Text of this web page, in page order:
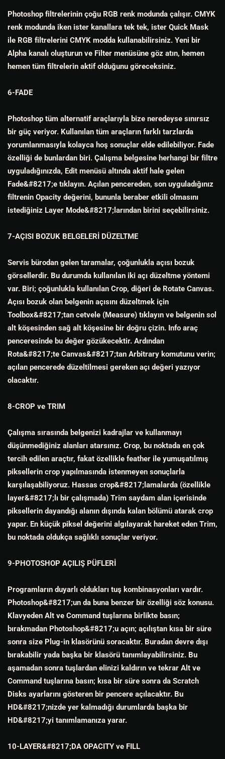
Photoshop filtrelerinin çoğu RGB renk modunda çalışır. CMYK
renk modunda iken ister kanallara tek tek, ister Quick Mask
ile RGB filtrelerini CMYK modda kullanabilirsiniz. Yeni bir
Alpha kanalı oluşturun ve Filter menüsüne göz atın, hemen
hemen tüm filtrelerin aktif olduğunu göreceksiniz.
6-FADE
Photoshop tüm alternatif araçlarıyla bize neredeyse sınırsız
bir güç veriyor. Kullanılan tüm araçların farklı tarzlarda
yorumlanmasıyla kolayca hoş sonuçlar elde edilebiliyor. Fade
özelliği de bunlardan biri. Çalışma belgesine herhangi bir filtre
uyguladığınızda, Edit menüsü altında aktif hale gelen
Fade&#8217;e tıklayın. Açılan pencereden, son uyguladığınız
filtrenin Opacity değerini, bununla beraber etkili olmasını
istediğiniz Layer Mode&#8217;larından birini seçebilirsiniz.
7-AÇISI BOZUK BELGELERİ DÜZELTME
Servis bürodan gelen taramalar, çoğunlukla açısı bozuk
görsellerdir. Bu durumda kullanılan iki açı düzeltme yöntemi
var. Biri; çoğunlukla kullanılan Crop, diğeri de Rotate Canvas.
Açısı bozuk olan belgenin açısını düzeltmek için
Toolbox&#8217;tan cetvele (Measure) tıklayın ve belgenin sol
alt köşesinden sağ alt köşesine bir doğru çizin. Info araç
penceresinde bu değer gözükecektir. Ardından
Rota&#8217;te Canvas&#8217;tan Arbitrary komutunu verin;
açılan pencerede düzeltilmesi gereken açı değeri yazıyor
olacaktır.
8-CROP ve TRIM
Çalışma sırasında belgenizi kadrajlar ve kullanmayı
düşünmediğiniz alanları atarsınız. Crop, bu noktada en çok
tercih edilen araçtır, fakat özellikle feather ile yumuşatılmış
piksellerin crop yapılmasında istenmeyen sonuçlarla
karşılaşabiliyoruz. Hassas crop&#8217;lamalarda (özellikle
layer&#8217;lı bir çalışmada) Trim saydam alan içerisinde
piksellerin dayandığı alanın dışında kalan bölümü atarak crop
yapar. En küçük piksel değerini algılayarak hareket eden Trim,
bu noktada oldukça sağlıklı sonuçlar veriyor.
9-PHOTOSHOP AÇILIŞ PÜFLERİ
Programların duyarlı oldukları tuş kombinasyonları vardır.
Photoshop&#8217;un da buna benzer bir özelliği söz konusu.
Klavyeden Alt ve Command tuşlarına birlikte basın;
bırakmadan Photoshop&#8217;u açın; açılıştan kısa bir süre
sonra size Plug-in klasörünü soracaktır. Buradan devre dışı
bırakabilir yada başka bir klasörü tanımlayabilirsiniz. Bu
aşamadan sonra tuşlardan elinizi kaldırın ve tekrar Alt ve
Command tuşlarına basın; kısa bir süre sonra da Scratch
Disks ayarlarını gösteren bir pencere açılacaktır. Bu
HD&#8217;nizde yer kalmadığı durumlarda başka bir
HD&#8217;yi tanımlamanıza yarar.
10-LAYER&#8217;DA OPACITY ve FILL